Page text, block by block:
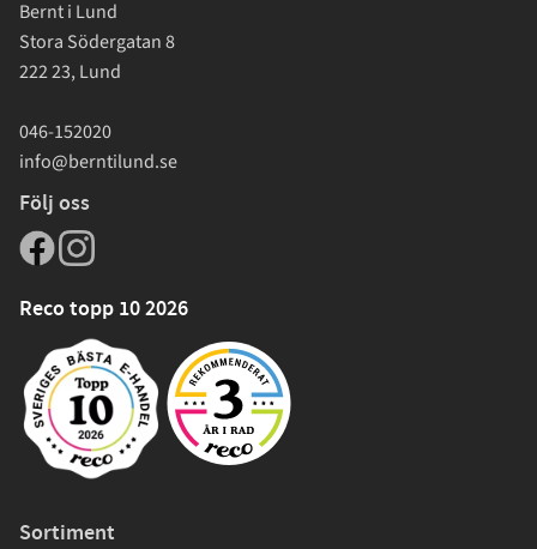
Bernt i Lund
Stora Södergatan 8
222 23, Lund
046-152020
info@berntilund.se
Följ oss
Reco topp 10 2026
Sortiment